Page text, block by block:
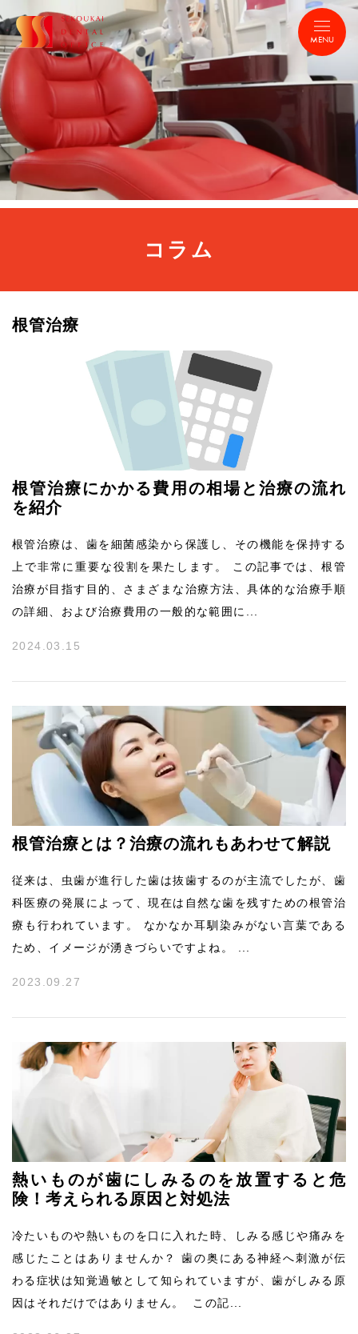
コラム
根管治療
根管治療にかかる費用の相場と治療の流れ
を紹介
根管治療は、歯を細菌感染から保護し、その機能を保持する
上で非常に重要な役割を果たします。 この記事では、根管
治療が目指す目的、さまざまな治療方法、具体的な治療手順
の詳細、および治療費用の一般的な範囲に...
2024.03.15
根管治療とは？治療の流れもあわせて解説
従来は、虫歯が進行した歯は抜歯するのが主流でしたが、歯
科医療の発展によって、現在は自然な歯を残すための根管治
療も行われています。 なかなか耳馴染みがない言葉である
ため、イメージが湧きづらいですよね。 ...
2023.09.27
熱いものが歯にしみるのを放置すると危
険！考えられる原因と対処法
冷たいものや熱いものを口に入れた時、しみる感じや痛みを
感じたことはありませんか？ 歯の奥にある神経へ刺激が伝
わる症状は知覚過敏として知られていますが、歯がしみる原
因はそれだけではありません。 この記...
MENU